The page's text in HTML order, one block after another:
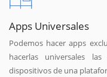
Apps Universales
Podemos hacer apps
hacerlas universales
dispositivos de una